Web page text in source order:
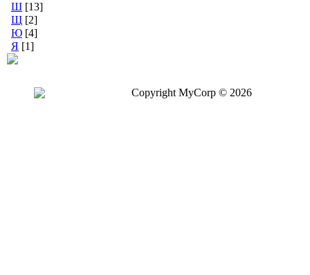
Ш [13]
Щ [2]
Ю [4]
Я [1]
Copyright MyCorp © 2026